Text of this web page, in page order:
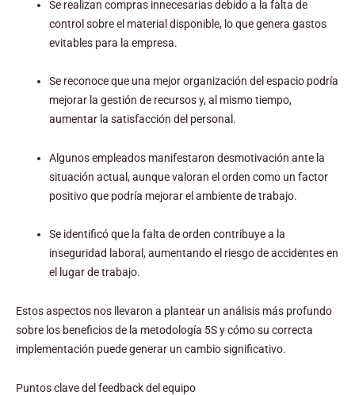
Se realizan compras innecesarias debido a la falta de
control sobre el material disponible, lo que genera gastos
evitables para la empresa.
Se reconoce que una mejor organización del espacio podría
mejorar la gestión de recursos y, al mismo tiempo,
aumentar la satisfacción del personal.
Algunos empleados manifestaron desmotivación ante la
situación actual, aunque valoran el orden como un factor
positivo que podría mejorar el ambiente de trabajo.
Se identificó que la falta de orden contribuye a la
inseguridad laboral, aumentando el riesgo de accidentes en
el lugar de trabajo.
Estos aspectos nos llevaron a plantear un análisis más profundo
sobre los beneficios de la metodología 5S y cómo su correcta
implementación puede generar un cambio significativo.
Puntos clave del feedback del equipo